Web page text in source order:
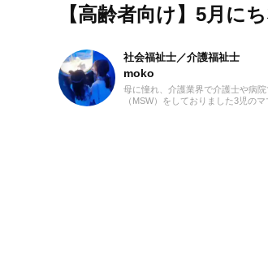
【高齢者向け】5月に
社会福祉士／介護福祉士
moko
母に憧れ、介護業界で介護士や病
（MSW）をしておりました3児の